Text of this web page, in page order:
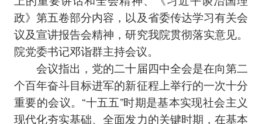
政》第五卷部分内容，以及省委传达学习有关会
议及宣讲报告会精神，研究我院贯彻落实意见。
院党委书记邓诣群主持会议。
会议指出，党的二十届四中全会是在向第二
个百年奋斗目标进军的新征程上举行的一次十分
重要的会议。“十五五”时期是基本实现社会主义
现代化夯实基础、全面发力的关键时期，在基本